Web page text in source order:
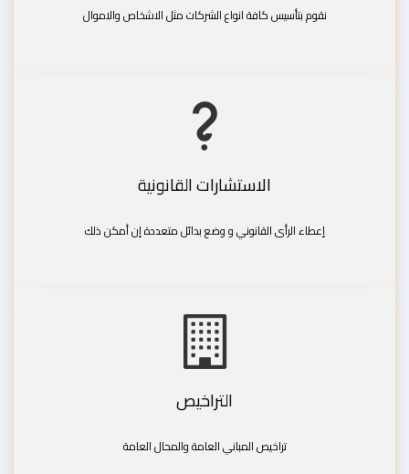
نقوم بتأسيس كافة انواع الشركات مثل الاشخاص والاموال
الاستشارات القانونية
إعطاء الرأى القانوني و وضع بدائل متعددة إن أمكن ذلك
التراخيص
تراخيص المباني العامة والمحال العامة